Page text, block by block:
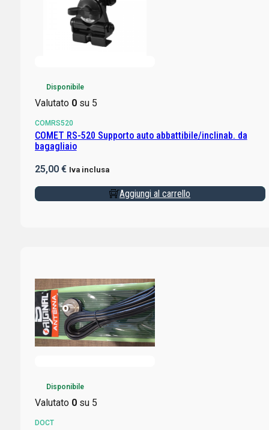
Disponibile
Valutato 0su 5
COMRS520
COMET RS-520 Supporto auto abbattibile/inclinab. da
bagagliaio
25,00 € Iva inclusa
Aggiungi al carrello
Disponibile
Valutato 0su 5
DOCT